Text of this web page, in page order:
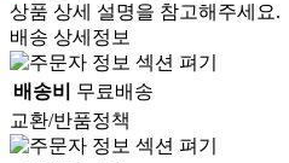
상품 상세 설명을 참고해주세요.
배송 상세정보
배송비
무료배송
교환/반품정책